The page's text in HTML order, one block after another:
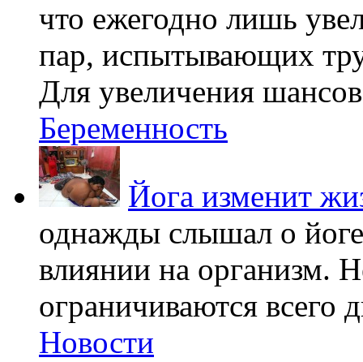
что ежегодно лишь
пар, испытывающих
Для увеличения
Беременность
Йога изменит
однажды слышал о
влиянии на организм.
ограничиваются всего
Новости